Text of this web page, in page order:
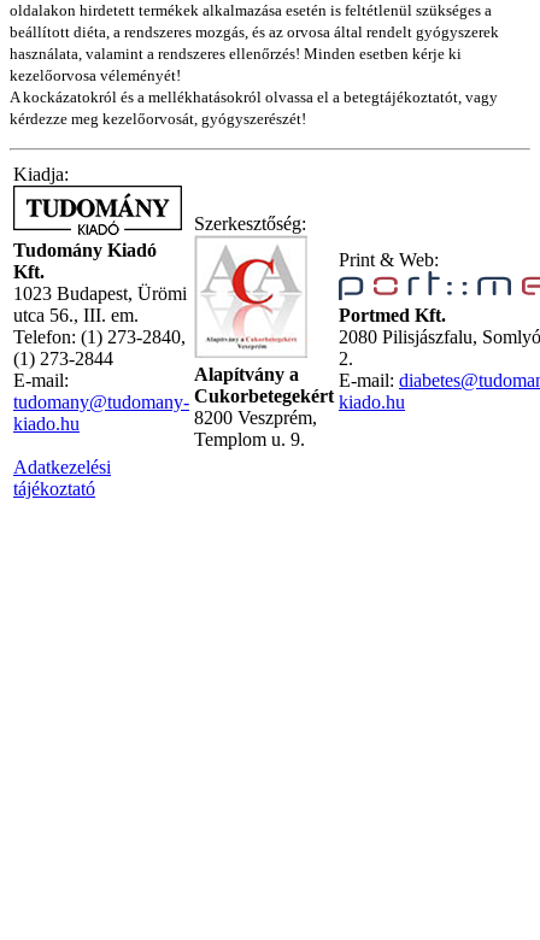
oldalakon hirdetett termékek alkalmazása esetén is feltétlenül szükséges a
beállított diéta, a rendszeres mozgás, és az orvosa által rendelt gyógyszerek
használata, valamint a rendszeres ellenőrzés! Minden esetben kérje ki
kezelőorvosa véleményét!
A kockázatokról és a mellékhatásokról olvassa el a betegtájékoztatót, vagy
kérdezze meg kezelőorvosát, gyógyszerészét!
Kiadja:
Tudomány Kiadó
Kft.
1023 Budapest, Ürömi
utca 56., III. em.
Telefon: (1) 273-2840,
(1) 273-2844
E-mail:
tudomany@tudomany-
kiado.hu
Adatkezelési
tájékoztató
Szerkesztőség:
Alapítvány a
Cukorbetegekért
8200 Veszprém,
Templom u. 9.
Print & Web:
Portmed Kft.
2080 Pilisjászfalu,
2.
E-mail:
kiado.hu